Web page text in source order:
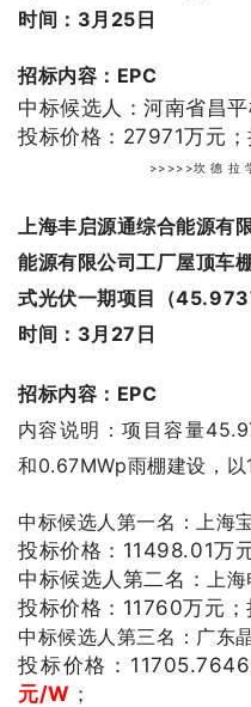
时间：3月25日
招标内容：EPC
中标候选人：河南省昌
投标价格： 27971万元；
>>>>>坎 德 拉
上海丰启源通综合能源有
能源有限公司工厂屋顶
式光伏一期项目（
时间：3月27日
招标内容：EPC
内容说明：项目容量
和0.67MWp雨棚建设，以
中标候选人第一名：
上海
投标价格： 11498.01万
中标候选人第二名：
上
投标价格： 11760万元；
中标候选人第三名：广东
投标价格：
元/W ；